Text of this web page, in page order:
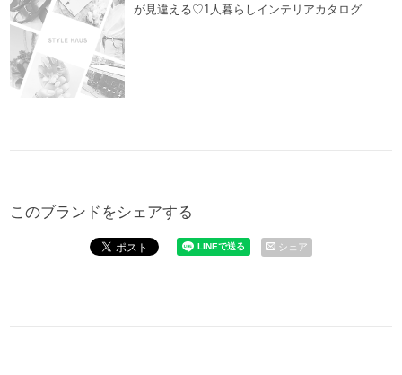
が見違える♡1人暮らしインテリアカタログ
このブランドをシェアする
シェア